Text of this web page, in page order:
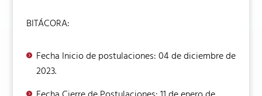
BITÁCORA:
Fecha Inicio de postulaciones: 04 de diciembre de
2023.